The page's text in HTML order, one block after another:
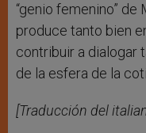
“genio femenino” de
produce tanto bien
contribuir a dialogar
de la esfera de la
[Traducción del